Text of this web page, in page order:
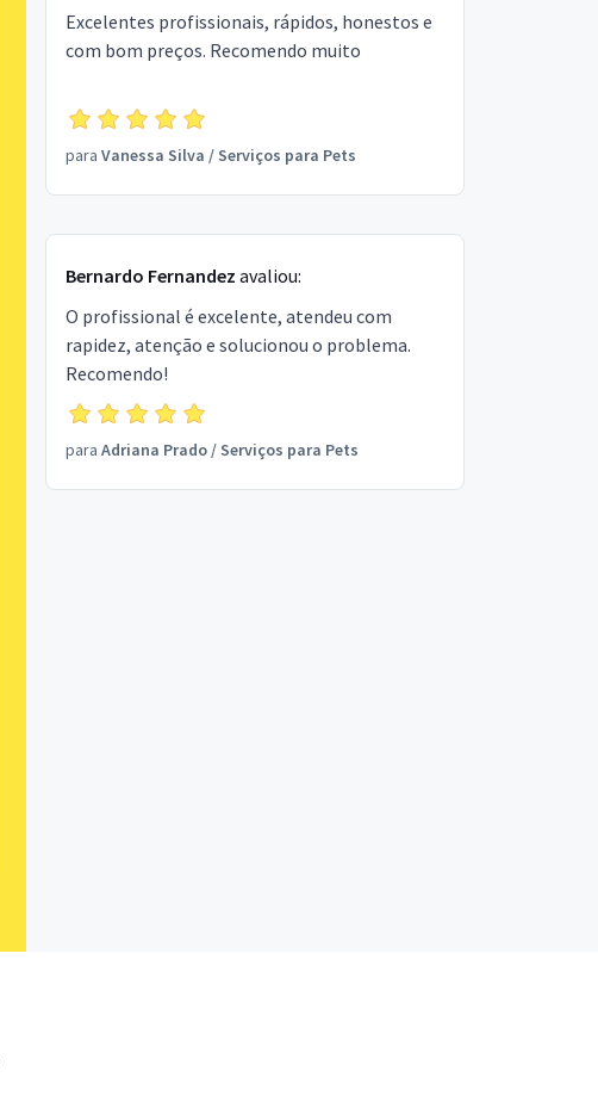
Excelentes profissionais, rápidos, honestos e
com bom preços. Recomendo muito
para Vanessa Silva /Serviços para Pets
Bernardo Fernandez avaliou:
O profissional é excelente, atendeu com
rapidez, atenção e solucionou o problema.
Recomendo!
para Adriana Prado/Serviços para Pets